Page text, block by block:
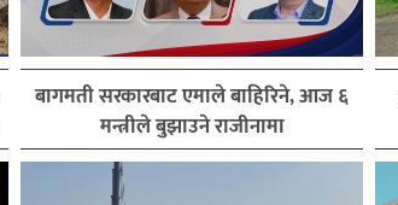
बागमती सरकारबाट एमाले बाहिरिने, आज ६
मन्त्रीले बुझाउने राजीनामा